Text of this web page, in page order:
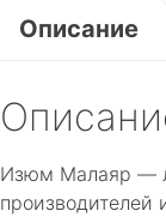
Описание
Изюм Малаяр —